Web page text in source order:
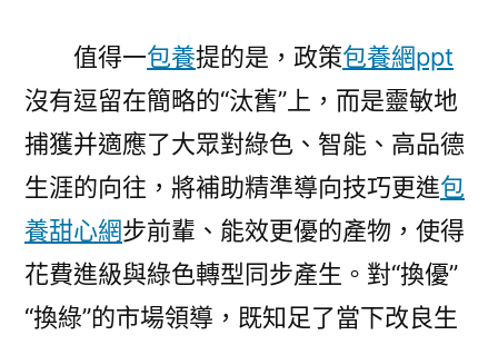
值得一包養提的是，政策包養網ppt
沒有逗留在簡略的“汰舊”上，而是靈敏地
捕獲并適應了大眾對綠色、智能、高品德
生涯的向往，將補助精準導向技巧更進包
養甜心網步前輩、能效更優的產物，使得
花費進級與綠色轉型同步產生。對“換優”
“換綠”的市場領導，既知足了當下改良生